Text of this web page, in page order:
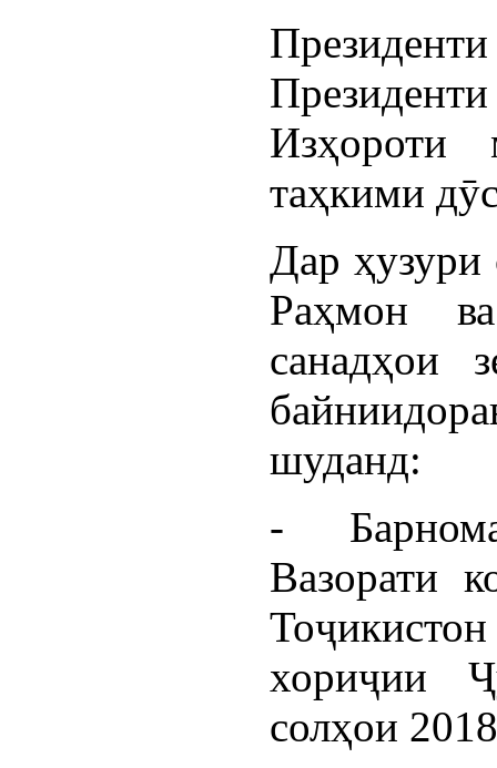
Изҳороти
таҳкими
Дар ҳузури
Раҳмон
санадҳои
шуданд:
-
Вазорати
хориҷии
солҳои